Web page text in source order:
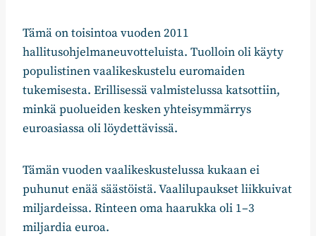
Tämä on toisintoa vuoden 2011
hallitusohjelmaneuvotteluista. Tuolloin oli käyty
populistinen vaalikeskustelu euromaiden
tukemisesta. Erillisessä valmistelussa katsottiin,
minkä puolueiden kesken yhteisymmärrys
euroasiassa oli löydettävissä.
Tämän vuoden vaalikeskustelussa kukaan ei
puhunut enää säästöistä. Vaalilupaukset liikkuivat
miljardeissa. Rinteen oma haarukka oli 1–3
miljardia euroa.